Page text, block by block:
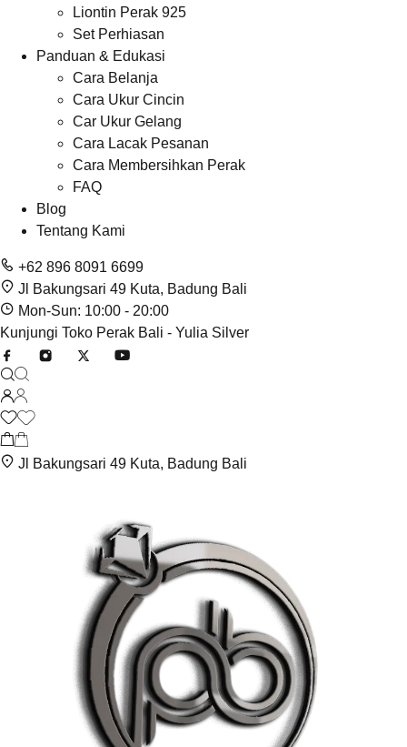
Liontin Perak 925
Set Perhiasan
Panduan & Edukasi
Cara Belanja
Cara Ukur Cincin
Car Ukur Gelang
Cara Lacak Pesanan
Cara Membersihkan Perak
FAQ
Blog
Tentang Kami
+62 896 8091 6699
Jl Bakungsari 49 Kuta, Badung Bali
Mon-Sun: 10:00 - 20:00
Kunjungi Toko Perak Bali - Yulia Silver
Jl Bakungsari 49 Kuta, Badung Bali